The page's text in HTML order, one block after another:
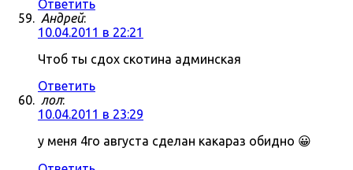
Ответить
Андрей:
10.04.2011 в 22:21
Чтоб ты сдох скотина админская
Ответить
лол:
10.04.2011 в 23:29
у меня 4го августа сделан какараз обидно 😀